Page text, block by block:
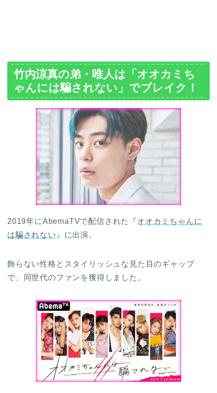
竹内涼真の弟・唯人は「オオカミち
ゃんには騙されない」でブレイク！
2019年にAbemaTVで配信された『オオカミちゃんに
は騙されない 』に出演。
飾らない性格とスタイリッシュな見た目のギャップ
で、同世代のファンを獲得しました。